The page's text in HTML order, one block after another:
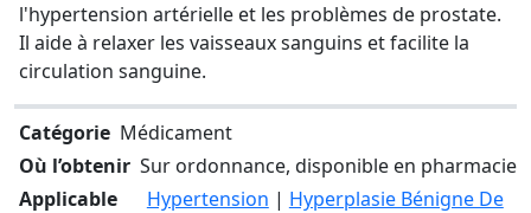
l'hypertension artérielle et les problèmes de prostate.
Il aide à relaxer les vaisseaux sanguins et facilite la
circulation sanguine.
Catégorie Médicament
Où l’obtenir Sur ordonnance, disponible en pharmacie
Applicable
Hypertension | Hyperplasie Bénigne De